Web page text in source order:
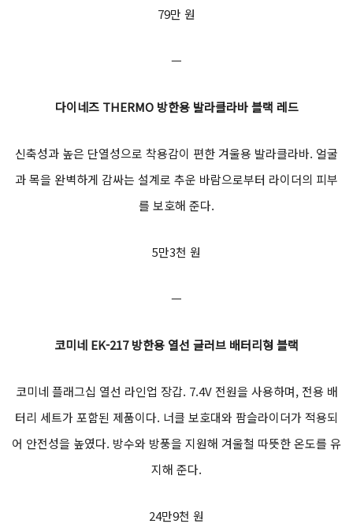
79만 원
ㅡ
다이네즈 THERMO 방한용 발라클라바 블랙 레드
신축성과 높은 단열성으로 착용감이 편한 겨울용 발라클라바. 얼굴
과 목을 완벽하게 감싸는 설계로 추운 바람으로부터 라이더의 피부
를 보호해 준다.
5만3천 원
ㅡ
코미네 EK-217 방한용 열선 글러브 배터리형 블랙
코미네 플래그십 열선 라인업 장갑. 7.4V 전원을 사용하며, 전용 배
터리 세트가 포함된 제품이다. 너클 보호대와 팜슬라이더가 적용되
어 안전성을 높였다. 방수와 방풍을 지원해 겨울철 따뜻한 온도를 유
지해 준다.
24만9천 원